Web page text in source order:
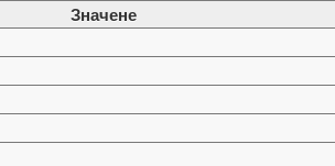
Значене